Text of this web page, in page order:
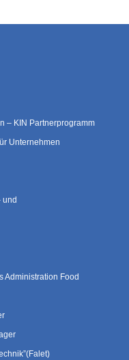
– KIN Partnerprogramm
Unternehmen
und
Administration Food